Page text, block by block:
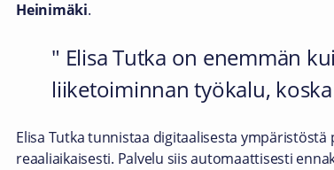
Heinimäki.
Elisa Tutka on enemmän
liiketoiminnan työkalu,
Elisa Tutka tunnistaa digitaalisesta
reaaliaikaisesti. Palvelu siis automaattisesti